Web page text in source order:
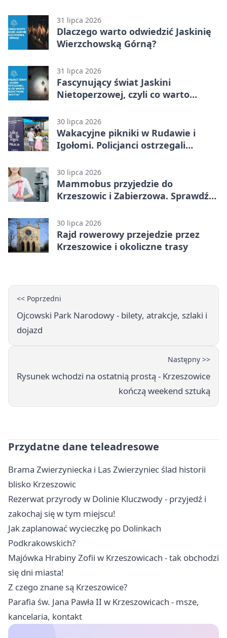
31 lipca 2026
Dlaczego warto odwiedzić Jaskinię
Wierzchowską Górną?
31 lipca 2026
Fascynujący świat Jaskini
Nietoperzowej, czyli co warto
30 lipca 2026
Wakacyjne pikniki w Rudawie i
Igołomi. Policjanci ostrzegali
30 lipca 2026
Mammobus przyjedzie do
Krzeszowic i Zabierzowa. Sprawdź
30 lipca 2026
Rajd rowerowy przejedzie przez
Krzeszowice i okoliczne trasy
<< Poprzedni
Ojcowski Park Narodowy - bilety, atrakcje, szlaki i
dojazd
Następny >>
Rysunek wchodzi na ostatnią prostą - Krzeszowice
kończą weekend sztuką
Przydatne dane teleadresowe
Brama Zwierzyniecka i Las Zwierzyniec ślad historii
blisko Krzeszowic
Rezerwat przyrody w Dolinie Kluczwody - przyjedź i
zakochaj się w tym miejscu!
Jak zaplanować wycieczkę po Dolinkach
Podkrakowskich?
Majówka Hrabiny Zofii w Krzeszowicach - tak obchodzi
się dni miasta!
Z czego znane są Krzeszowice?
Parafia św. Jana Pawła II w Krzeszowicach - msze,
kancelaria, kontakt